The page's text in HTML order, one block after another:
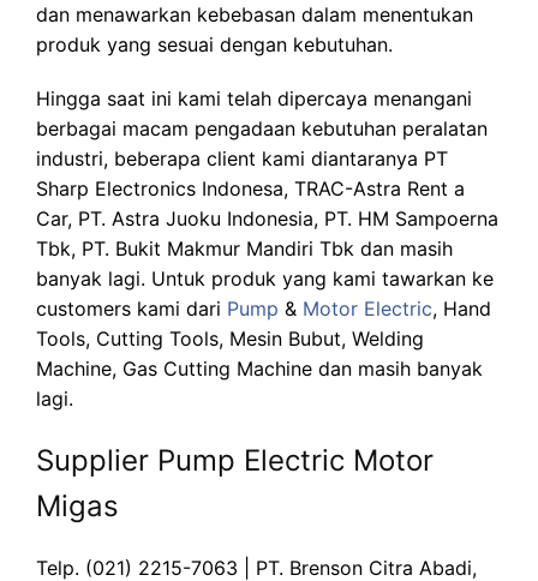
dan menawarkan kebebasan dalam menentukan
produk yang sesuai dengan kebutuhan.
Hingga saat ini kami telah dipercaya menangani
berbagai macam pengadaan kebutuhan peralatan
industri, beberapa client kami diantaranya PT
Sharp Electronics Indonesa, TRAC-Astra Rent a
Car, PT. Astra Juoku Indonesia, PT. HM Sampoerna
Tbk, PT. Bukit Makmur Mandiri Tbk dan masih
banyak lagi. Untuk produk yang kami tawarkan ke
customers kami dari Pump & Motor Electric, Hand
Tools, Cutting Tools, Mesin Bubut, Welding
Machine, Gas Cutting Machine dan masih banyak
lagi.
Supplier Pump Electric Motor
Migas
Telp. (021) 2215-7063 | PT. Brenson Citra Abadi,